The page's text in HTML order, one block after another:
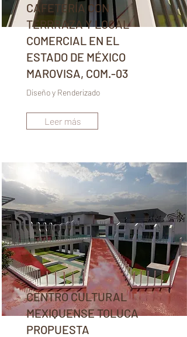
CAFETERÍA CON
TERRRAZA Y LOCAL
COMERCIAL EN EL
ESTADO DE MÉXICO
MAROVISA, COM.-03
Diseño y Renderizado
Leer más
CENTRO CULTURAL
MEXIQUENSE TOLUCA
PROPUESTA